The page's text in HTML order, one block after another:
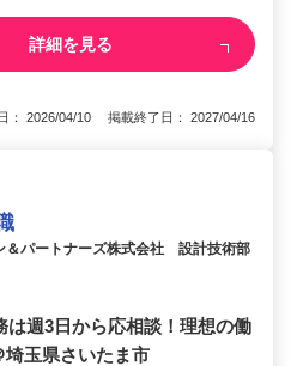
詳細を見る
： 2026/04/10 掲載終了日： 2027/04/16
＆パートナーズ株式会社 設計技術部
は週3日から応相談！理想の働
埼玉県さいたま市